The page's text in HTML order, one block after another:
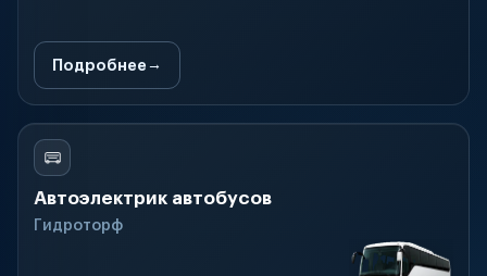
Подробнее
Автоэлектрик автобусов
Гидроторф